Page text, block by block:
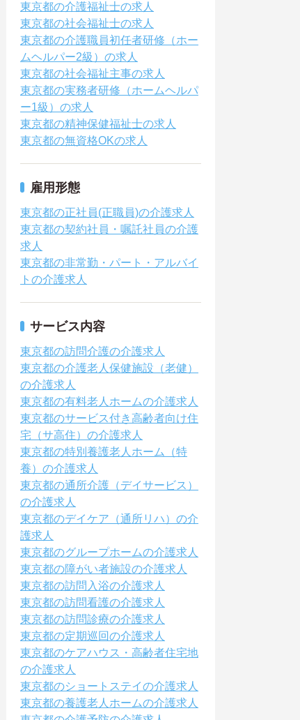
東京都の介護福祉士の求人
東京都の社会福祉士の求人
東京都の介護職員初任者研修（ホー
ムヘルパー2級）の求人
東京都の社会福祉主事の求人
東京都の実務者研修（ホームヘルパ
ー1級）の求人
東京都の精神保健福祉士の求人
東京都の無資格OKの求人
雇用形態
東京都の正社員(正職員)の介護求人
東京都の契約社員・嘱託社員の介護
求人
東京都の非常勤・パート・アルバイ
トの介護求人
サービス内容
東京都の訪問介護の介護求人
東京都の介護老人保健施設（老健）
の介護求人
東京都の有料老人ホームの介護求人
東京都のサービス付き高齢者向け住
宅（サ高住）の介護求人
東京都の特別養護老人ホーム（特
養）の介護求人
東京都の通所介護（デイサービス）
の介護求人
東京都のデイケア（通所リハ）の介
護求人
東京都のグループホームの介護求人
東京都の障がい者施設の介護求人
東京都の訪問入浴の介護求人
東京都の訪問看護の介護求人
東京都の訪問診療の介護求人
東京都の定期巡回の介護求人
東京都のケアハウス・高齢者住宅地
の介護求人
東京都のショートステイの介護求人
東京都の養護老人ホームの介護求人